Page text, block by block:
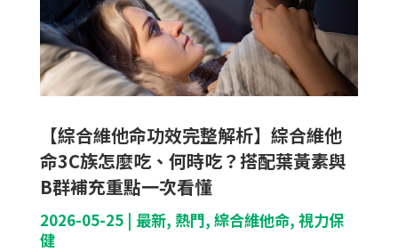
【綜合維他命功效完整解析】綜合維他
命3C族怎麼吃、何時吃？搭配葉黃素與
B群補充重點一次看懂
2026-05-25| 最新, 熱門, 綜合維他命, 視力保
健